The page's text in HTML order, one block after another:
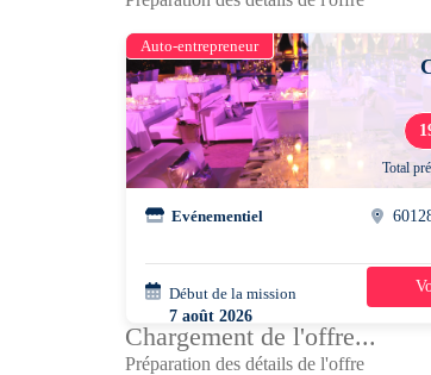
Auto-entrepreneur
Total
Evénementiel
Début de la mission
7 août 2026
07h30 - 13h30
3
Chargement de l'offre...
Préparation des détails de l'offre